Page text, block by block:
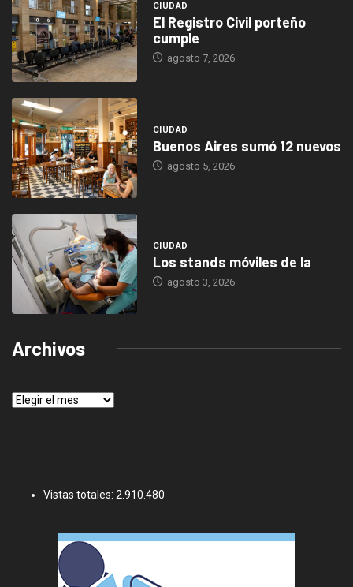
CIUDAD
El Registro Civil porteño
cumple
agosto 7, 2026
CIUDAD
Buenos Aires sumó 12 nuevos
agosto 5, 2026
CIUDAD
Los stands móviles de la
agosto 3, 2026
Archivos
Archivos
Vistas totales: 2.910.480